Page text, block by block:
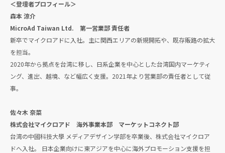
＜登壇者プロフィール＞
森本 涼介
MicroAd Taiwan Ltd. 第一営業部 責任者
新卒でマイクロアドに入社。主に関西エリアの新規開拓や、既存販路の拡大
を担当。
2020年から拠点を台湾に移し、日系企業を中心とした台湾国内マーケティ
ング、進出、越境、など幅広く支援。2021年より営業部の責任者として従
事。
佐々木 奈菜
株式会社マイクロアド 海外事業本部 マーケットコネクト部
台湾の中國科技大學 メディアデザイン学部を卒業後、株式会社マイクロア
ドへ入社。 日本企業向けに東アジアを中心に海外プロモーション支援を担